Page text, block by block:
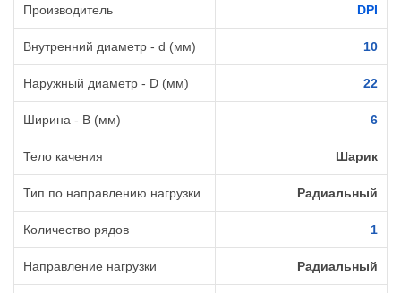
Производитель DPI
Внутренний диаметр - d (мм) 10
Наружный диаметр - D (мм) 22
Ширина - B (мм) 6
Тело качения Шарик
Тип по направлению нагрузки Радиальный
Количество рядов 1
Направление нагрузки Радиальный